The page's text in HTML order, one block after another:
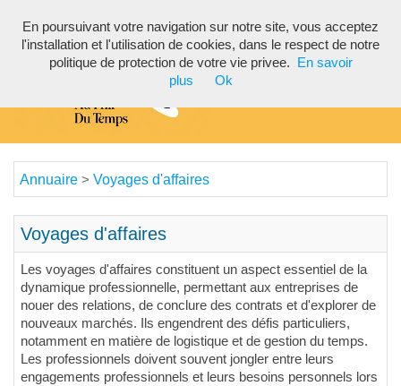
Annuaire > Voyages d'affaires
Voyages d'affaires
Les voyages d'affaires constituent un aspect essentiel de la
dynamique professionnelle, permettant aux entreprises de
nouer des relations, de conclure des contrats et d'explorer de
nouveaux marchés. Ils engendrent des défis particuliers,
notamment en matière de logistique et de gestion du temps.
Les professionnels doivent souvent jongler entre leurs
engagements professionnels et leurs besoins personnels lors
En poursuivant votre navigation sur notre site, vous acceptez
l'installation et l'utilisation de cookies, dans le respect de notre
politique de protection de votre vie privee.
En savoir
plus
Ok